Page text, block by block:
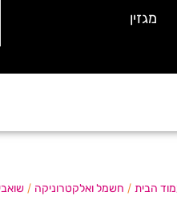
מגזין
הבית / חשמל ואלקטרוניקה /